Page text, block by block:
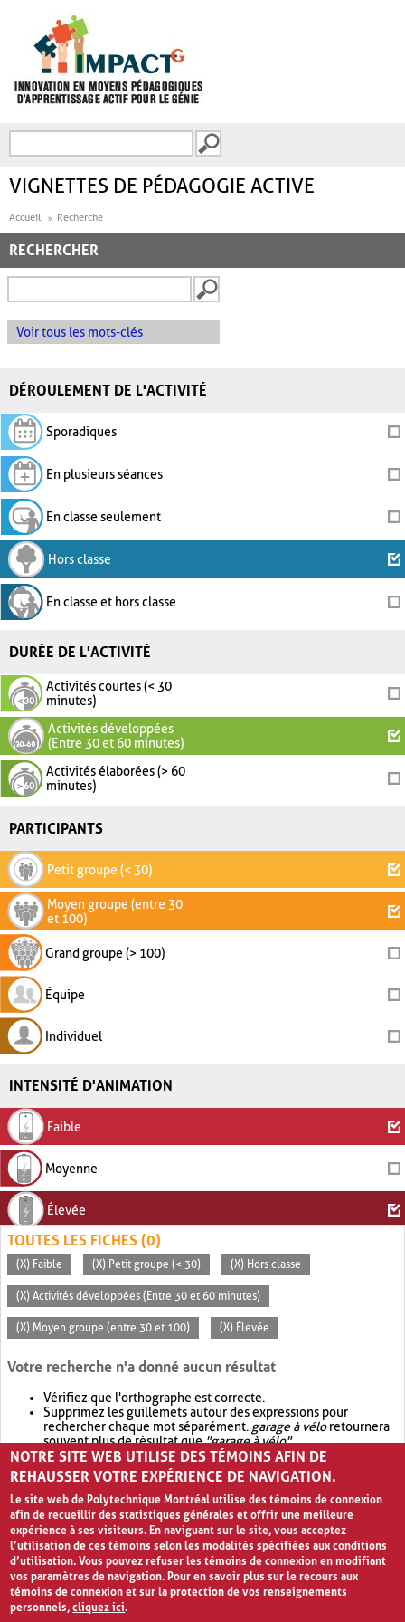
FORMULAIRE DE
VIGNETTES DE PÉDAGOGIE ACTIVE
Accueil Recherche
RECHERCHER
Voir tous les mots-clés
DÉROULEMENT DE L'ACTIVITÉ
Sporadiques
En plusieurs séances
En classe seulement
Hors classe
En classe et hors classe
DURÉE DE L'ACTIVITÉ
Activités courtes (< 30
minutes)
Activités développées
(Entre 30 et 60 minutes)
Activités élaborées (> 60
minutes)
PARTICIPANTS
Petit groupe (< 30)
Moyen groupe (entre 30
et 100)
Grand groupe (> 100)
Équipe
Individuel
INTENSITÉ D'ANIMATION
Faible
Moyenne
Élevée
TOUTES LES FICHES (0)
(X) Faible (X) Petit groupe (< 30) (X) Hors classe
(X) Activités développées (Entre 30 et 60 minutes)
(X) Moyen groupe (entre 30 et 100) (X) Élevée
Votre recherche n'a donné aucun résultat
Vérifiez que l'orthographe est correcte.
Supprimez les guillemets autour des expressions pour
rechercher chaque mot séparément. garage à véloretournera
souvent plus de résultat que"garage à vélo".
Envisagez d'élargir votre recherche avec OR.garage OR vélo
retournera souvent plus de résultat quegarage à vélo
NOTRE SITE WEB UTILISE DES TÉMOINS AFIN DE
REHAUSSER VOTRE EXPÉRIENCE DE NAVIGATION.
Le site web de Polytechnique Montréal utilise des témoins de connexion
afin de recueillir des statistiques générales et offrir une meilleure
expérience à ses visiteurs. En naviguant sur le site, vous acceptez
l’utilisation de ces témoins selon les modalités spécifiées aux conditions
d’utilisation. Vous pouvez refuser les témoins de connexion en modifiant
vos paramètres de navigation. Pour en savoir plus sur le recours aux
témoins de connexion et sur la protection de vos renseignements
personnels,cliquez ici.